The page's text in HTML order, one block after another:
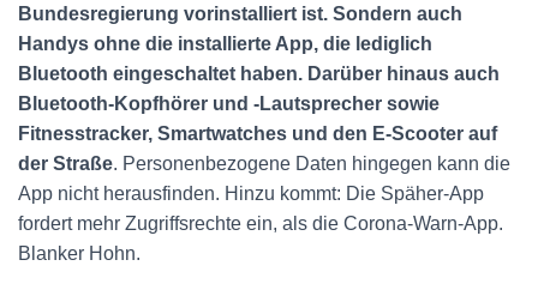
Bundesregierung vorinstalliert ist. Sondern auch
Handys ohne die installierte App, die lediglich
Bluetooth eingeschaltet haben. Darüber hinaus auch
Bluetooth-Kopfhörer und -Lautsprecher sowie
Fitnesstracker, Smartwatches und den E-Scooter auf
der Straße. Personenbezogene Daten hingegen kann die
App nicht herausfinden. Hinzu kommt: Die Späher-App
fordert mehr Zugriffsrechte ein, als die Corona-Warn-App.
Blanker Hohn.